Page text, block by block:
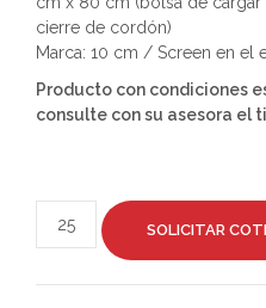
cierre de cordón)
Marca: 10 cm / Screen en el
Producto con condiciones
consulte con su asesora el
SOLICITAR